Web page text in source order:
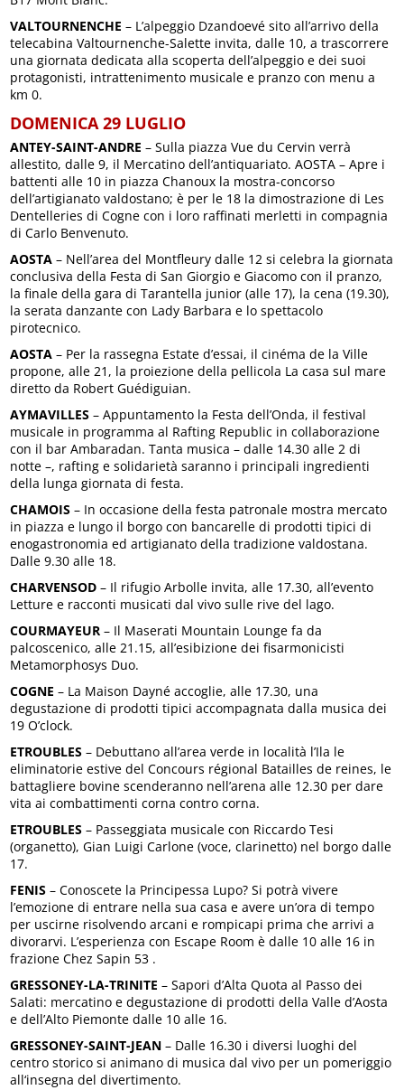
VALTOURNENCHE – L’alpeggio Dzandoevé sito all’arrivo della
telecabina Valtournenche-Salette invita, dalle 10, a trascorrere
una giornata dedicata alla scoperta dell’alpeggio e dei suoi
protagonisti, intrattenimento musicale e pranzo con menu a
km 0.
DOMENICA 29 LUGLIO
ANTEY-SAINT-ANDRE – Sulla piazza Vue du Cervin verrà
allestito, dalle 9, il Mercatino dell’antiquariato. AOSTA – Apre i
battenti alle 10 in piazza Chanoux la mostra-concorso
dell’artigianato valdostano; è per le 18 la dimostrazione di Les
Dentelleries di Cogne con i loro raffinati merletti in compagnia
di Carlo Benvenuto.
AOSTA – Nell’area del Montfleury dalle 12 si celebra la giornata
conclusiva della Festa di San Giorgio e Giacomo con il pranzo,
la finale della gara di Tarantella junior (alle 17), la cena (19.30),
la serata danzante con Lady Barbara e lo spettacolo
pirotecnico.
AOSTA – Per la rassegna Estate d’essai, il cinéma de la Ville
propone, alle 21, la proiezione della pellicola La casa sul mare
diretto da Robert Guédiguian.
AYMAVILLES – Appuntamento la Festa dell’Onda, il festival
musicale in programma al Rafting Republic in collaborazione
con il bar Ambaradan. Tanta musica – dalle 14.30 alle 2 di
notte –, rafting e solidarietà saranno i principali ingredienti
della lunga giornata di festa.
CHAMOIS – In occasione della festa patronale mostra mercato
in piazza e lungo il borgo con bancarelle di prodotti tipici di
enogastronomia ed artigianato della tradizione valdostana.
Dalle 9.30 alle 18.
CHARVENSOD – Il rifugio Arbolle invita, alle 17.30, all’evento
Letture e racconti musicati dal vivo sulle rive del lago.
COURMAYEUR – Il Maserati Mountain Lounge fa da
palcoscenico, alle 21.15, all’esibizione dei fisarmonicisti
Metamorphosys Duo.
COGNE – La Maison Dayné accoglie, alle 17.30, una
degustazione di prodotti tipici accompagnata dalla musica dei
19 O’clock.
ETROUBLES – Debuttano all’area verde in località l’Ila le
eliminatorie estive del Concours régional Batailles de reines, le
battagliere bovine scenderanno nell’arena alle 12.30 per dare
vita ai combattimenti corna contro corna.
ETROUBLES – Passeggiata musicale con Riccardo Tesi
(organetto), Gian Luigi Carlone (voce, clarinetto) nel borgo dalle
17.
FENIS – Conoscete la Principessa Lupo? Si potrà vivere
l’emozione di entrare nella sua casa e avere un’ora di tempo
per uscirne risolvendo arcani e rompicapi prima che arrivi a
divorarvi. L’esperienza con Escape Room è dalle 10 alle 16 in
frazione Chez Sapin 53 .
GRESSONEY-LA-TRINITE – Sapori d’Alta Quota al Passo dei
Salati: mercatino e degustazione di prodotti della Valle d’Aosta
e dell’Alto Piemonte dalle 10 alle 16.
GRESSONEY-SAINT-JEAN – Dalle 16.30 i diversi luoghi del
centro storico si animano di musica dal vivo per un pomeriggio
all‘insegna del divertimento.